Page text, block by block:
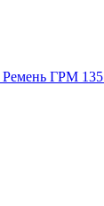
ГРМ 135